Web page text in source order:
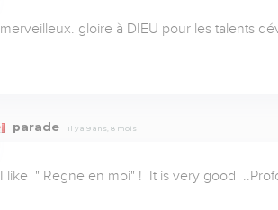
merveilleux. gloire à DIEU pour les talents
parade Il y a 9 ans, 8 mois
I like  " Regne en moi" !  It is very good